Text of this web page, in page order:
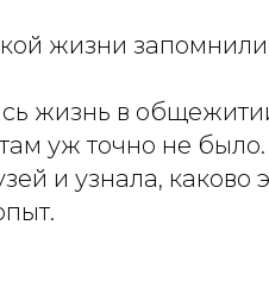
жизни
жизнь в
уж точно не
и узнала, каково